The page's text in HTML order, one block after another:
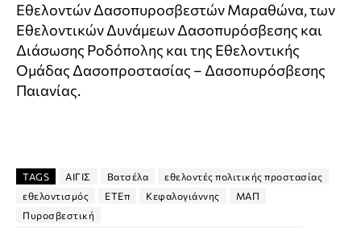
Εθελοντών Δασοπυροσβεστών Μαραθώνα, των
Εθελοντικών Δυνάμεων Δασοπυρόσβεσης και
Διάσωσης Ροδόπολης και της Εθελοντικής
Ομάδας Δασοπροστασίας – Δασοπυρόσβεσης
Παιανίας.
TAGS ΑΙΓΙΣ Βατσέλα
εθελοντές πολιτικής προστασίας
εθελοντισμός
ΕΤΕπ Κεφαλογιάννης
ΜΑΠ
Πυροσβεστική